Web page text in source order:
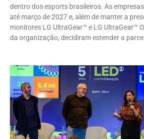
dentro dos esports brasileiros. As
até março de 2027 e, além de manter a
monitores LG UltraGear™ e LG UltraGear™
da organização, decidiram estender a